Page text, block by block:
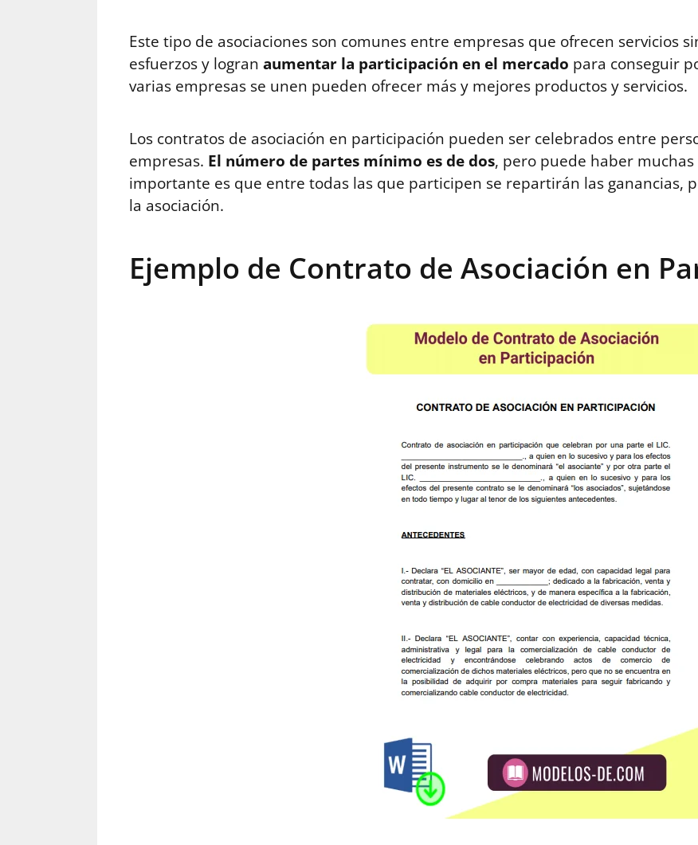
Este tipo de asociaciones son comunes entre empresas que ofrecen servicios
esfuerzos y logran aumentar la participación en el mercado para conseguir
varias empresas se unen pueden ofrecer más y mejores productos y servicios.
Los contratos de asociación en participación pueden ser celebrados entre
empresas. El número de partes mínimo es de dos, pero puede haber
importante es que entre todas las que participen se repartirán las ganancias,
la asociación.
Ejemplo de Contrato de Asociación en